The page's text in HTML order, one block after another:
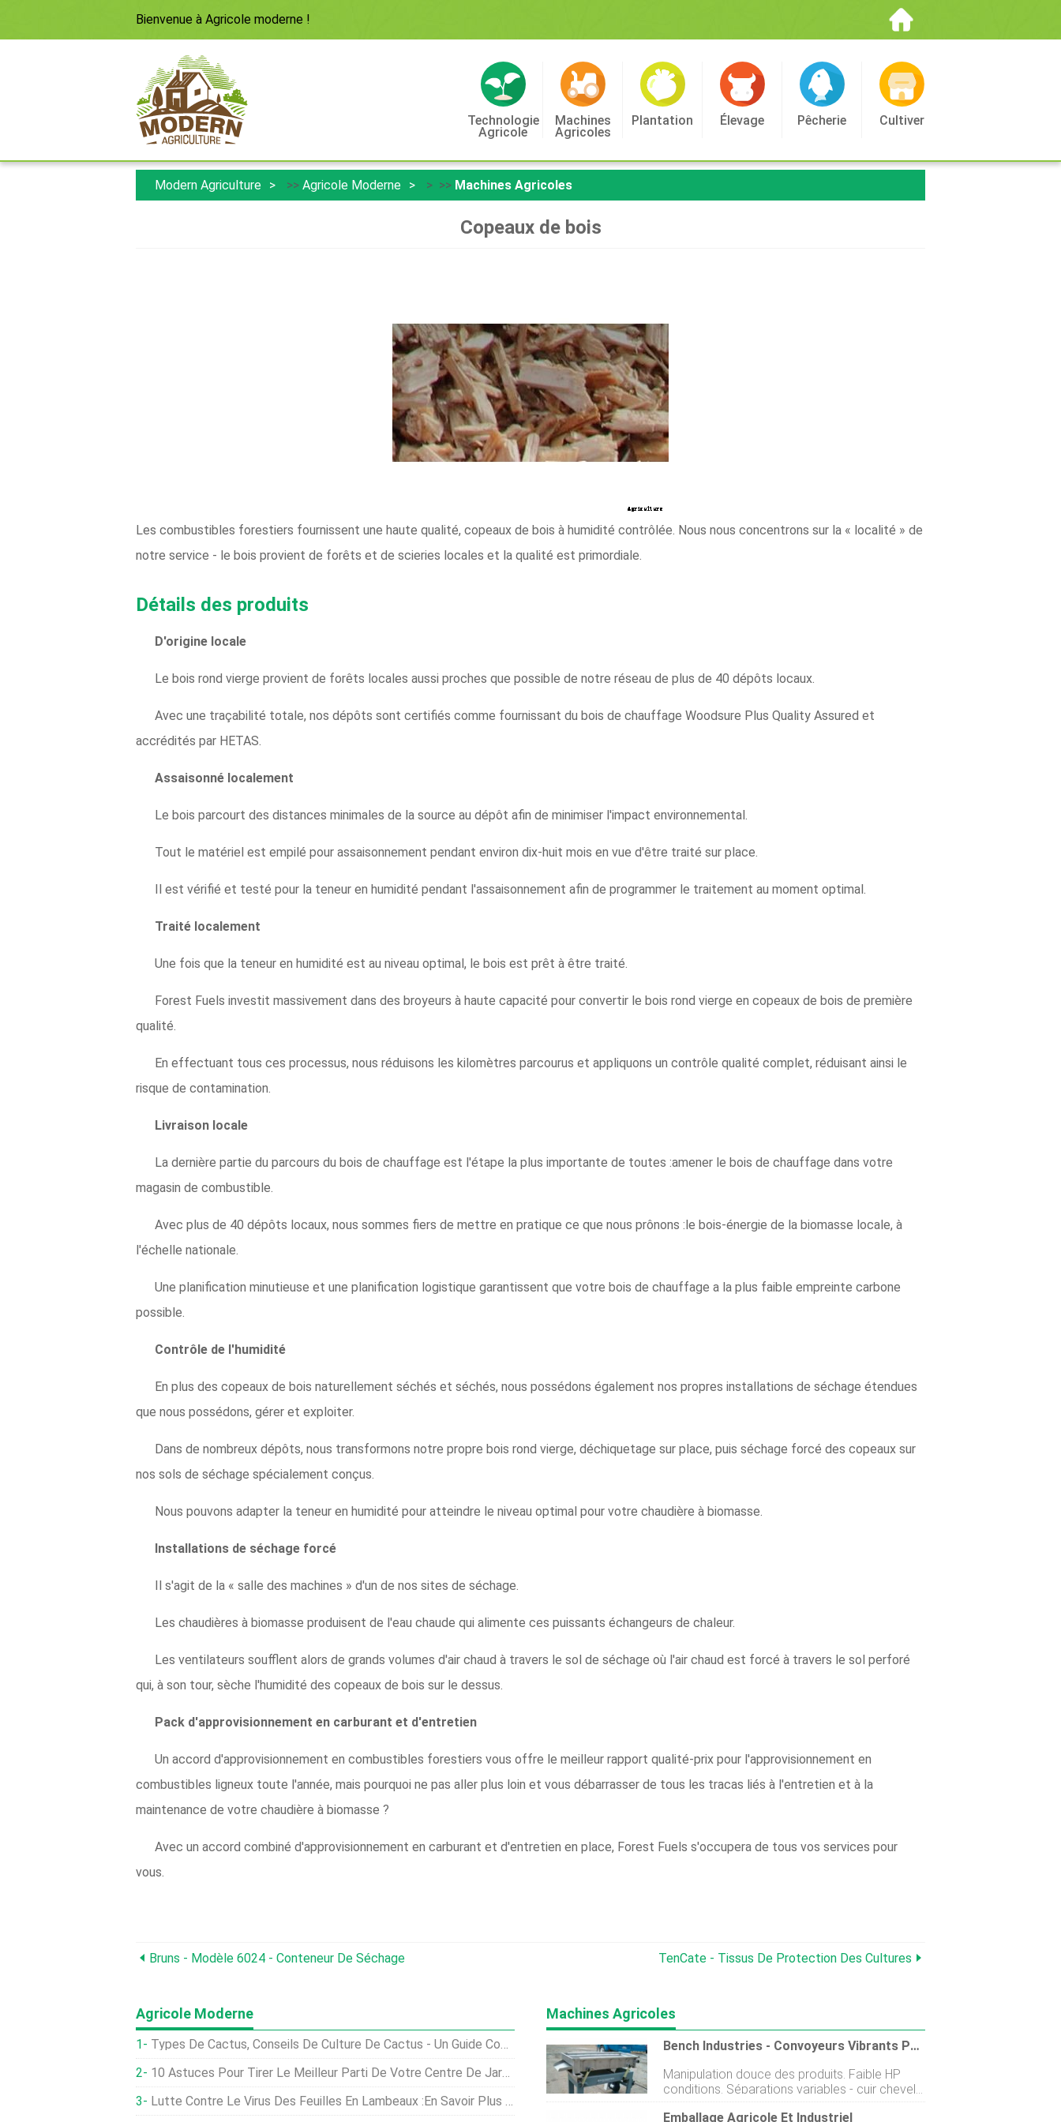
Bienvenue à Agricole moderne !
Technologie
Agricole
Machines
Agricoles
Plantation Élevage Pêcherie Cultiver
Modern Agriculture >> Agricole Moderne > >> Machines Agricoles
Copeaux de bois
Les combustibles forestiers fournissent une haute qualité, copeaux de bois à humidité contrôlée. Nous nous concentrons sur la « localité » de
notre service - le bois provient de forêts et de scieries locales et la qualité est primordiale.
Détails des produits
D'origine locale
Le bois rond vierge provient de forêts locales aussi proches que possible de notre réseau de plus de 40 dépôts locaux.
Avec une traçabilité totale, nos dépôts sont certifiés comme fournissant du bois de chauffage Woodsure Plus Quality Assured et
accrédités par HETAS.
Assaisonné localement
Le bois parcourt des distances minimales de la source au dépôt afin de minimiser l'impact environnemental.
Tout le matériel est empilé pour assaisonnement pendant environ dix-huit mois en vue d'être traité sur place.
Il est vérifié et testé pour la teneur en humidité pendant l'assaisonnement afin de programmer le traitement au moment optimal.
Traité localement
Une fois que la teneur en humidité est au niveau optimal, le bois est prêt à être traité.
Forest Fuels investit massivement dans des broyeurs à haute capacité pour convertir le bois rond vierge en copeaux de bois de première
qualité.
En effectuant tous ces processus, nous réduisons les kilomètres parcourus et appliquons un contrôle qualité complet, réduisant ainsi le
risque de contamination.
Livraison locale
La dernière partie du parcours du bois de chauffage est l'étape la plus importante de toutes :amener le bois de chauffage dans votre
magasin de combustible.
Avec plus de 40 dépôts locaux, nous sommes fiers de mettre en pratique ce que nous prônons :le bois-énergie de la biomasse locale, à
l'échelle nationale.
Une planification minutieuse et une planification logistique garantissent que votre bois de chauffage a la plus faible empreinte carbone
possible.
Contrôle de l'humidité
En plus des copeaux de bois naturellement séchés et séchés, nous possédons également nos propres installations de séchage étendues
que nous possédons, gérer et exploiter.
Dans de nombreux dépôts, nous transformons notre propre bois rond vierge, déchiquetage sur place, puis séchage forcé des copeaux sur
nos sols de séchage spécialement conçus.
Nous pouvons adapter la teneur en humidité pour atteindre le niveau optimal pour votre chaudière à biomasse.
Installations de séchage forcé
Il s'agit de la « salle des machines » d'un de nos sites de séchage.
Les chaudières à biomasse produisent de l'eau chaude qui alimente ces puissants échangeurs de chaleur.
Les ventilateurs soufflent alors de grands volumes d'air chaud à travers le sol de séchage où l'air chaud est forcé à travers le sol perforé
qui, à son tour, sèche l'humidité des copeaux de bois sur le dessus.
Pack d'approvisionnement en carburant et d'entretien
Un accord d'approvisionnement en combustibles forestiers vous offre le meilleur rapport qualité-prix pour l'approvisionnement en
combustibles ligneux toute l'année, mais pourquoi ne pas aller plus loin et vous débarrasser de tous les tracas liés à l'entretien et à la
maintenance de votre chaudière à biomasse ?
Avec un accord combiné d'approvisionnement en carburant et d'entretien en place, Forest Fuels s'occupera de tous vos services pour
vous.
Bruns - Modèle 6024 - Conteneur De Séchage TenCate - Tissus De Protection Des Cultures
Agricole Moderne
Types De Cactus, Conseils De Culture De Cactus - Un Guide Complet
10 Astuces Pour Tirer Le Meilleur Parti De Votre Centre De Jardinage Walmart
Lutte Contre Le Virus Des Feuilles En Lambeaux :en Savoir Plus Sur Le Traitement Du Virus Des Feuilles En Lambeaux Des Agrumes
Machines Agricoles
Bench Industries - Convoyeurs Vibrants Pour Grains Et Semences
Manipulation douce des produits. Faible HP
conditions. Séparations variables - cuir chevelu,
tamiser ou les deux. Construction robuste.
Emballage Agricole Et Industriel